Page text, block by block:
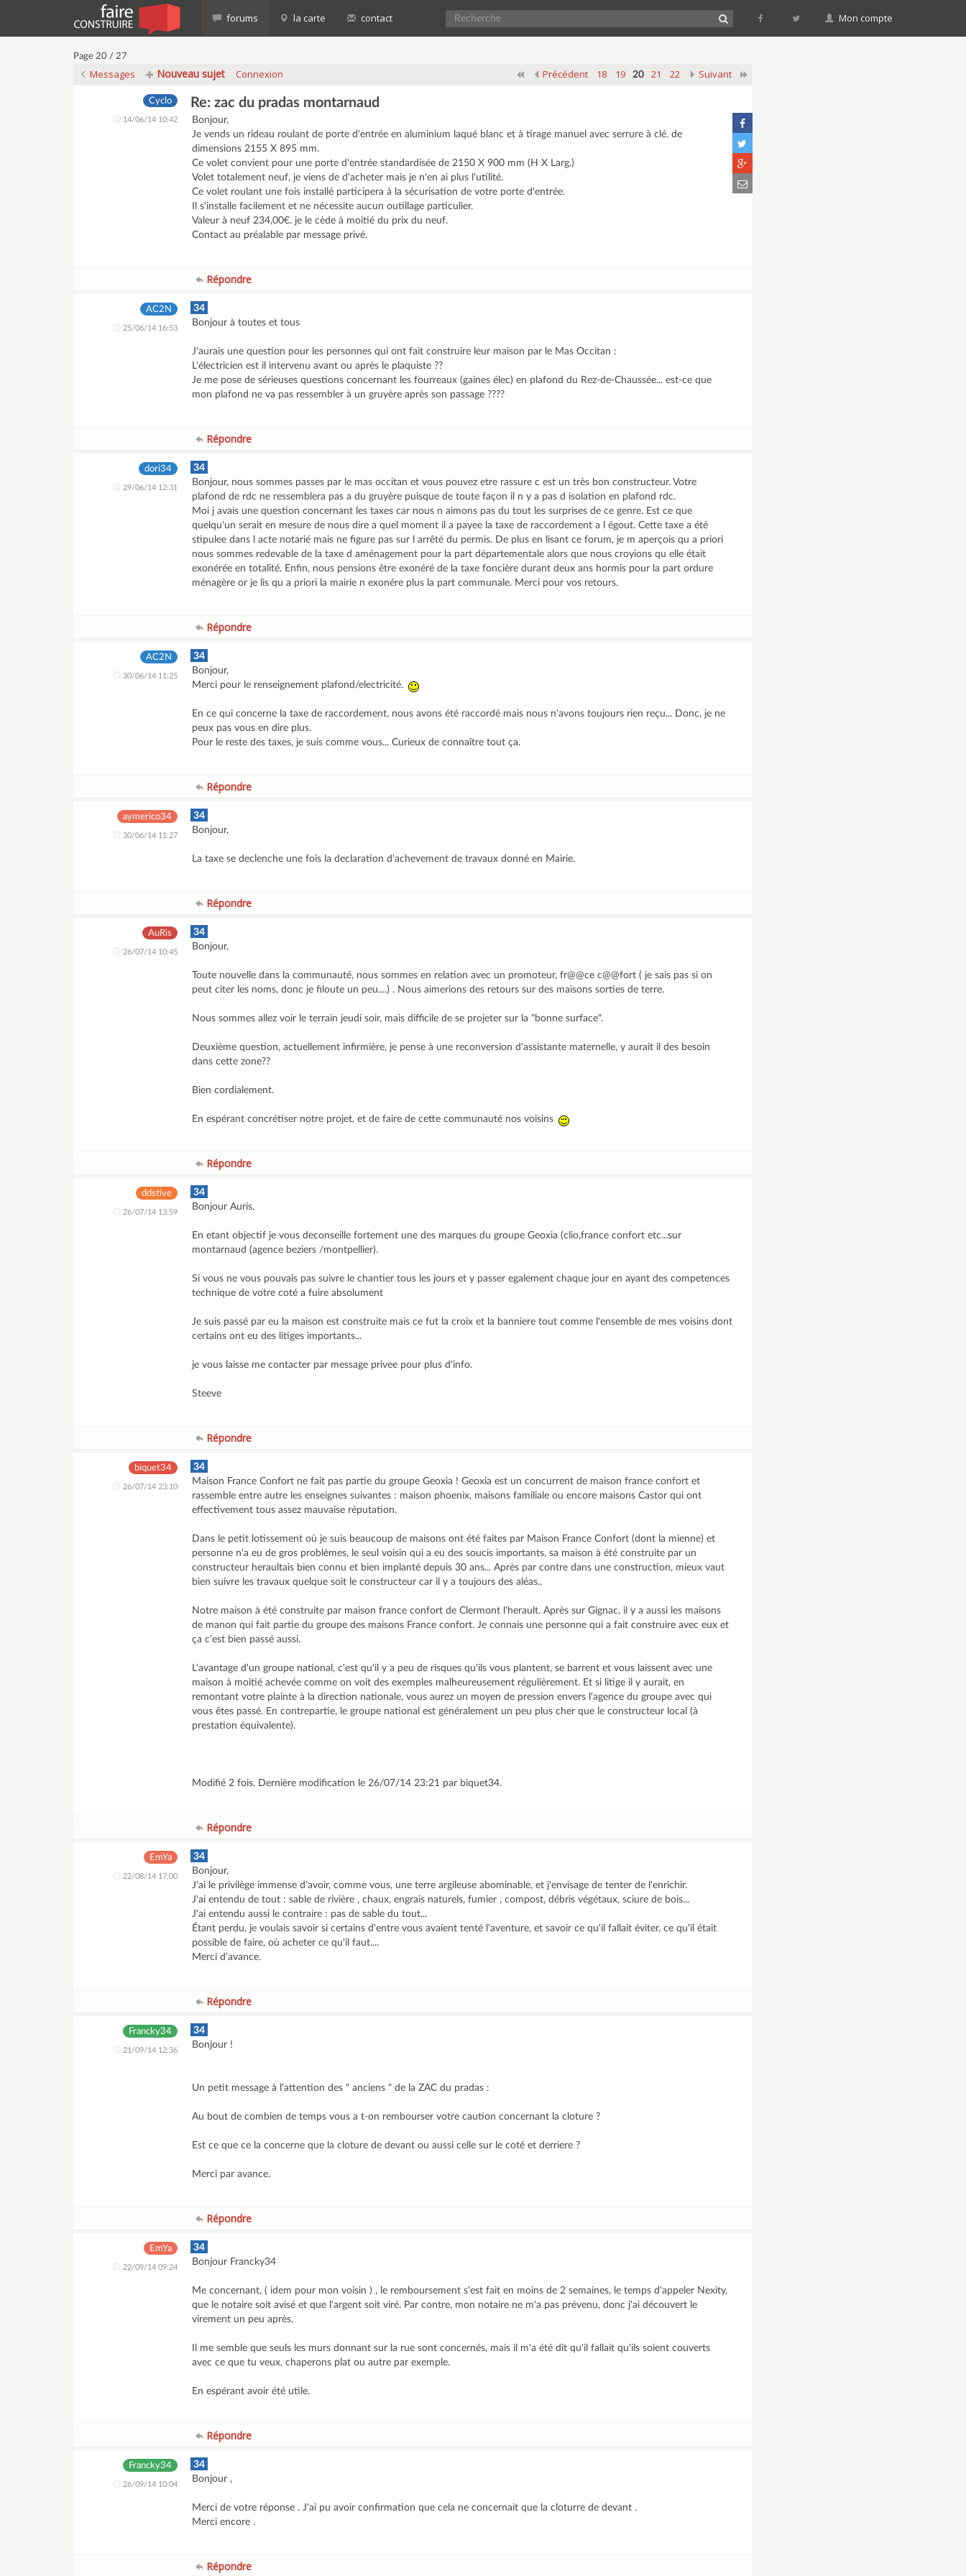
forums la carte contact Mon compte
Page 20 / 27
Messages Nouveau sujet Connexion Précédent 18 19 20 21 22 Suivant
Cyclo
14/06/14 10:42
Re: zac du pradas montarnaud
Bonjour,
Je vends un rideau roulant de porte d'entrée en aluminium laqué blanc et à tirage manuel avec serrure à clé. de
dimensions 2155 X 895 mm.
Ce volet convient pour une porte d'entrée standardisée de 2150 X 900 mm (H X Larg.)
Volet totalement neuf, je viens de d'acheter mais je n'en ai plus l'utilité.
Ce volet roulant une fois installé participera à la sécurisation de votre porte d'entrée.
Il s'installe facilement et ne nécessite aucun outillage particulier.
Valeur à neuf 234,00€. je le cède à moitié du prix du neuf.
Contact au préalable par message privé.
Répondre
AC2N
25/06/14 16:53
34
Bonjour à toutes et tous
J'aurais une question pour les personnes qui ont fait construire leur maison par le Mas Occitan :
L'électricien est il intervenu avant ou après le plaquiste ??
Je me pose de sérieuses questions concernant les fourreaux (gaines élec) en plafond du Rez-de-Chaussée... est-ce que
mon plafond ne va pas ressembler à un gruyère après son passage ????
Répondre
dori34
29/06/14 12:31
34
Bonjour, nous sommes passes par le mas occitan et vous pouvez etre rassure c est un très bon constructeur. Votre
plafond de rdc ne ressemblera pas a du gruyère puisque de toute façon il n y a pas d isolation en plafond rdc.
Moi j avais une question concernant les taxes car nous n aimons pas du tout les surprises de ce genre. Est ce que
quelqu'un serait en mesure de nous dire a quel moment il a payee la taxe de raccordement a l égout. Cette taxe a été
stipulee dans l acte notarié mais ne figure pas sur l arrêté du permis. De plus en lisant ce forum, je m aperçois qu a priori
nous sommes redevable de la taxe d aménagement pour la part départementale alors que nous croyions qu elle était
exonérée en totalité. Enfin, nous pensions être exonéré de la taxe foncière durant deux ans hormis pour la part ordure
ménagère or je lis qu a priori la mairie n exonére plus la part communale. Merci pour vos retours.
Répondre
AC2N
30/06/14 11:25
34
Bonjour,
Merci pour le renseignement plafond/electricité.
En ce qui concerne la taxe de raccordement, nous avons été raccordé mais nous n'avons toujours rien reçu... Donc, je ne
peux pas vous en dire plus.
Pour le reste des taxes, je suis comme vous... Curieux de connaître tout ça.
Répondre
aymerico34
30/06/14 11:27
34
Bonjour,
La taxe se declenche une fois la declaration d'achevement de travaux donné en Mairie.
Répondre
AuRis
26/07/14 10:45
34
Bonjour,
Toute nouvelle dans la communauté, nous sommes en relation avec un promoteur, fr@@ce c@@fort ( je sais pas si on
peut citer les noms, donc je filoute un peu....) . Nous aimerions des retours sur des maisons sorties de terre.
Nous sommes allez voir le terrain jeudi soir, mais difficile de se projeter sur la "bonne surface".
Deuxième question, actuellement infirmière, je pense à une reconversion d'assistante maternelle, y aurait il des besoin
dans cette zone??
Bien cordialement.
En espérant concrétiser notre projet, et de faire de cette communauté nos voisins
Répondre
ddstive
26/07/14 13:59
34
Bonjour Auris,
En etant objectif je vous deconseille fortement une des marques du groupe Geoxia (clio,france confort etc...sur
montarnaud (agence beziers /montpellier).
Si vous ne vous pouvais pas suivre le chantier tous les jours et y passer egalement chaque jour en ayant des competences
technique de votre coté a fuire absolument
Je suis passé par eu la maison est construite mais ce fut la croix et la banniere tout comme l'ensemble de mes voisins dont
certains ont eu des litiges importants...
je vous laisse me contacter par message privee pour plus d'info.
Steeve
Répondre
biquet34
26/07/14 23:10
34
Maison France Confort ne fait pas partie du groupe Geoxia ! Geoxia est un concurrent de maison france confort et
rassemble entre autre les enseignes suivantes : maison phoenix, maisons familiale ou encore maisons Castor qui ont
effectivement tous assez mauvaise réputation.
Dans le petit lotissement où je suis beaucoup de maisons ont été faites par Maison France Confort (dont la mienne) et
personne n'a eu de gros problèmes, le seul voisin qui a eu des soucis importants, sa maison à été construite par un
constructeur heraultais bien connu et bien implanté depuis 30 ans... Après par contre dans une construction, mieux vaut
bien suivre les travaux quelque soit le constructeur car il y a toujours des aléas..
Notre maison à été construite par maison france confort de Clermont l'herault. Après sur Gignac, il y a aussi les maisons
de manon qui fait partie du groupe des maisons France confort. Je connais une personne qui a fait construire avec eux et
ça c'est bien passé aussi.
L'avantage d'un groupe national, c'est qu'il y a peu de risques qu'ils vous plantent, se barrent et vous laissent avec une
maison à moitié achevée comme on voit des exemples malheureusement régulièrement. Et si litige il y aurait, en
remontant votre plainte à la direction nationale, vous aurez un moyen de pression envers l'agence du groupe avec qui
vous êtes passé. En contrepartie, le groupe national est généralement un peu plus cher que le constructeur local (à
prestation équivalente).
Modifié 2 fois. Dernière modification le 26/07/14 23:21 par biquet34.
Répondre
EmYa
22/08/14 17:00
34
Bonjour,
J'ai le privilège immense d'avoir, comme vous, une terre argileuse abominable, et j'envisage de tenter de l'enrichir.
J'ai entendu de tout : sable de rivière , chaux, engrais naturels, fumier , compost, débris végétaux, sciure de bois...
J'ai entendu aussi le contraire : pas de sable du tout...
Étant perdu, je voulais savoir si certains d'entre vous avaient tenté l'aventure, et savoir ce qu'il fallait éviter, ce qu'il était
possible de faire, où acheter ce qu'il faut....
Merci d'avance.
Répondre
Francky34
21/09/14 12:36
34
Bonjour !
Un petit message à l'attention des " anciens " de la ZAC du pradas :
Au bout de combien de temps vous a t-on rembourser votre caution concernant la cloture ?
Est ce que ce la concerne que la cloture de devant ou aussi celle sur le coté et derriere ?
Merci par avance.
Répondre
EmYa
22/09/14 09:24
34
Bonjour Francky34
Me concernant, ( idem pour mon voisin ) , le remboursement s'est fait en moins de 2 semaines, le temps d'appeler Nexity,
que le notaire soit avisé et que l'argent soit viré. Par contre, mon notaire ne m'a pas prévenu, donc j'ai découvert le
virement un peu après.
Il me semble que seuls les murs donnant sur la rue sont concernés, mais il m'a été dit qu'il fallait qu'ils soient couverts
avec ce que tu veux, chaperons plat ou autre par exemple.
En espérant avoir été utile.
Répondre
Francky34
26/09/14 10:04
34
Bonjour ,
Merci de votre réponse . J'ai pu avoir confirmation que cela ne concernait que la cloturre de devant .
Merci encore .
Répondre